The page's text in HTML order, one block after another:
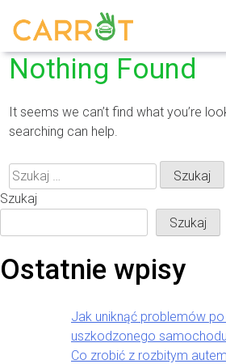
Nothing Found
It seems we can’t find what you’re
searching can help.
Szukaj:
Szukaj
Szukaj
Ostatnie wpisy
Jak uniknąć problemów
uszkodzonego
Co zrobić z rozbitym